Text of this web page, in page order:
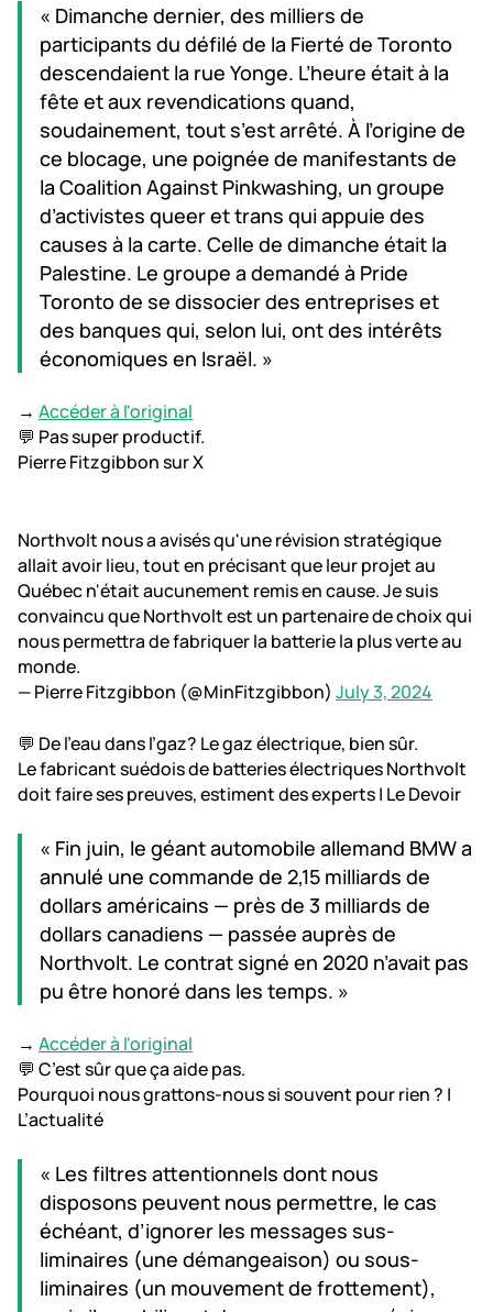
« Dimanche dernier, des milliers de
participants du défilé de la Fierté de Toronto
descendaient la rue Yonge. L’heure était à la
fête et aux revendications quand,
soudainement, tout s’est arrêté. À l’origine de
ce blocage, une poignée de manifestants de
la Coalition Against Pinkwashing, un groupe
d’activistes queer et trans qui appuie des
causes à la carte. Celle de dimanche était la
Palestine. Le groupe a demandé à Pride
Toronto de se dissocier des entreprises et
des banques qui, selon lui, ont des intérêts
économiques en Israël. »
→ Accéder à l'original
💬 Pas super productif.
Pierre Fitzgibbon sur X
Northvolt nous a avisés qu'une révision stratégique
allait avoir lieu, tout en précisant que leur projet au
Québec n'était aucunement remis en cause. Je suis
convaincu que Northvolt est un partenaire de choix qui
nous permettra de fabriquer la batterie la plus verte au
monde.
— Pierre Fitzgibbon (@MinFitzgibbon) July 3, 2024
💬 De l’eau dans l’gaz? Le gaz électrique, bien sûr.
Le fabricant suédois de batteries électriques Northvolt
doit faire ses preuves, estiment des experts | Le Devoir
« Fin juin, le géant automobile allemand BMW a
annulé une commande de 2,15 milliards de
dollars américains — près de 3 milliards de
dollars canadiens — passée auprès de
Northvolt. Le contrat signé en 2020 n’avait pas
pu être honoré dans les temps. »
→ Accéder à l'original
💬 C’est sûr que ça aide pas.
Pourquoi nous grattons-nous si souvent pour rien ? |
L’actualité
« Les filtres attentionnels dont nous
disposons peuvent nous permettre, le cas
échéant, d’ignorer les messages sus-
liminaires (une démangeaison) ou sous-
liminaires (un mouvement de frottement),